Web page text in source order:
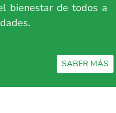
bienestar de todos a
SABER MÁS